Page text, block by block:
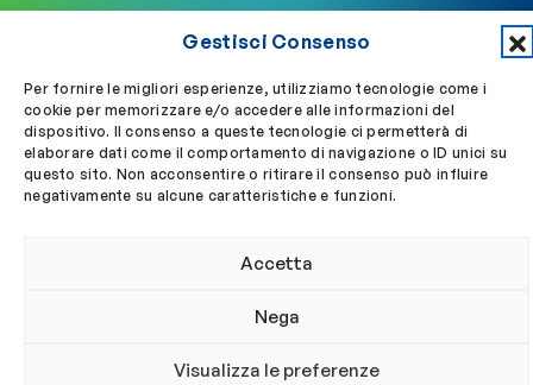
Gestisci Consenso
Per fornire le migliori esperienze, utilizziamo tecnologie come i
cookie per memorizzare e/o accedere alle informazioni del
dispositivo. Il consenso a queste tecnologie ci permetterà di
elaborare dati come il comportamento di navigazione o ID unici su
questo sito. Non acconsentire o ritirare il consenso può influire
negativamente su alcune caratteristiche e funzioni.
Accetta
Nega
Visualizza le preferenze
© 2024 Ordine Biologi Lazio e Abruzzo
Privacy policy Cookie policy